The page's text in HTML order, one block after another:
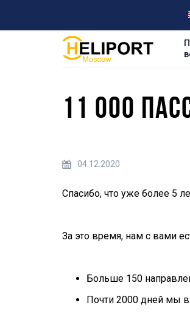
11 000
04.12.2020
Спасибо, что уже более 5
За это время, нам с вами
Больше 150
Почти 2000 дней мы